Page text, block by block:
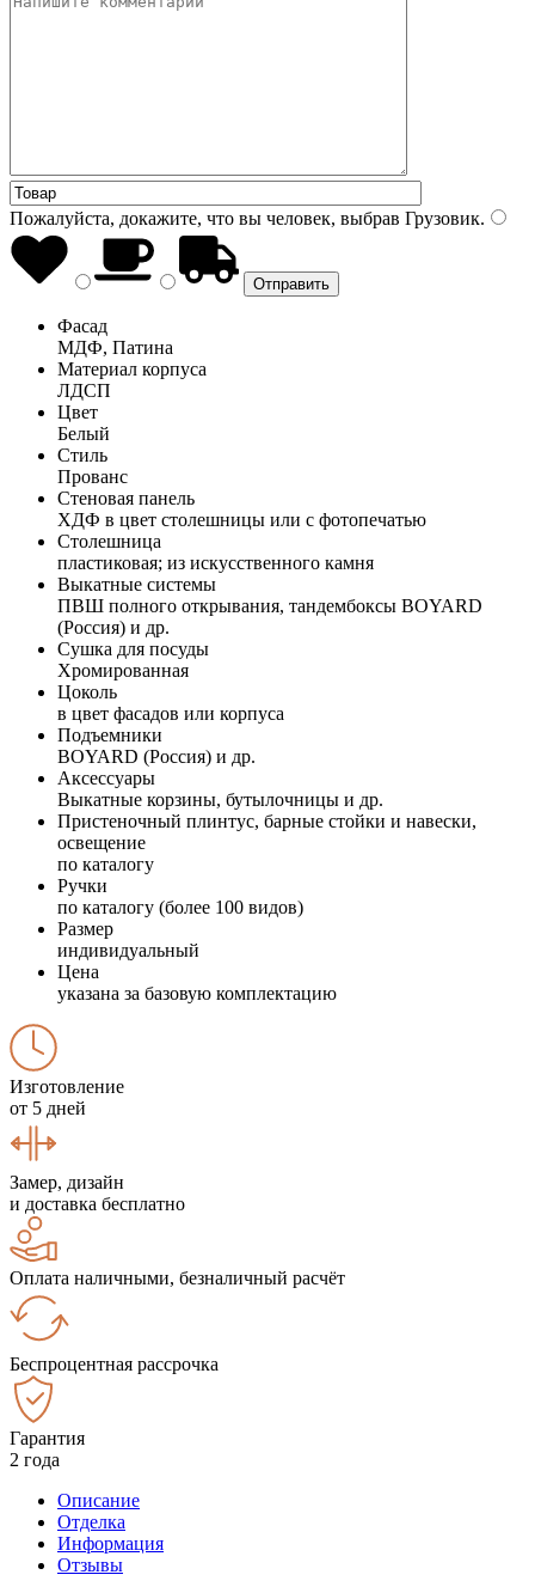
Пожалуйста, докажите, что вы человек, выбрав Грузовик.
Фасад
МДФ, Патина
Материал корпуса
ЛДСП
Цвет
Белый
Стиль
Прованс
Стеновая панель
ХДФ в цвет столешницы или с фотопечатью
Столешница
пластиковая; из искусственного камня
Выкатные системы
ПВШ полного открывания, тандембоксы BOYARD
(Россия) и др.
Сушка для посуды
Хромированная
Цоколь
в цвет фасадов или корпуса
Подъемники
BOYARD (Россия) и др.
Аксессуары
Выкатные корзины, бутылочницы и др.
Пристеночный плинтус, барные стойки и навески,
освещение
по каталогу
Ручки
по каталогу (более 100 видов)
Размер
индивидуальный
Цена
указана за базовую комплектацию
Изготовление
от 5 дней
Замер, дизайн
и доставка бесплатно
Оплата наличными, безналичный расчёт
Беспроцентная рассрочка
Гарантия
2 года
Описание
Отделка
Информация
Отзывы